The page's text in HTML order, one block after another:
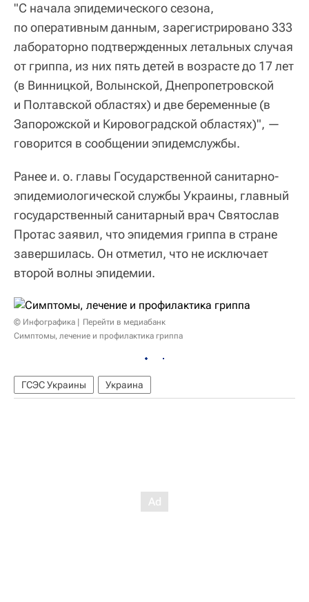
"С начала эпидемического сезона,
по оперативным данным, зарегистрировано 333
лабораторно подтвержденных летальных случая
от гриппа, из них пять детей в возрасте до 17 лет
(в Винницкой, Волынской, Днепропетровской
и Полтавской областях) и две беременные (в
Запорожской и Кировоградской областях)", —
говорится в сообщении эпидемслужбы.
Ранее и. о. главы Государственной санитарно-
эпидемиологической службы Украины, главный
государственный санитарный врач Святослав
Протас заявил, что эпидемия гриппа в стране
завершилась. Он отметил, что не исключает
второй волны эпидемии.
© Инфографика
Перейти в медиабанк
Симптомы, лечение и профилактика гриппа
ГСЭС Украины Украина